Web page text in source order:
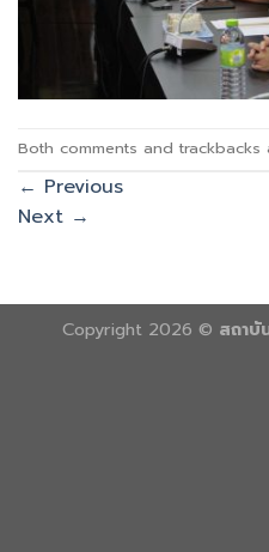
Both comments and
← Previous
Next →
Copyright 2026 © สถาบั